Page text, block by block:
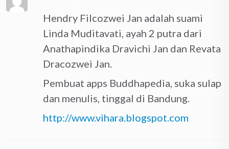
Hendry Filcozwei Jan adalah suami
Linda Muditavati, ayah 2 putra dari
Anathapindika Dravichi Jan dan Revata
Dracozwei Jan.
Pembuat apps Buddhapedia, suka sulap
dan menulis, tinggal di Bandung.
http://www.vihara.blogspot.com